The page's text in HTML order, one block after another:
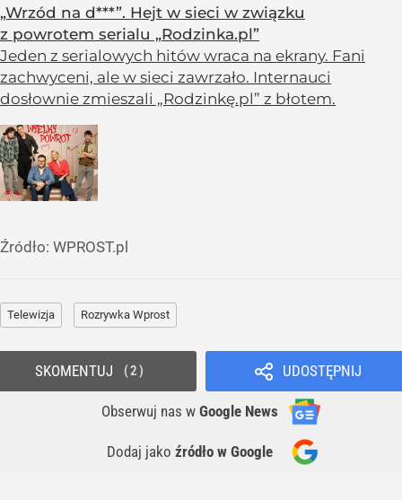
„Wrzód na d***”. Hejt w sieci w związku
z powrotem serialu „Rodzinka.pl”
Jeden z serialowych hitów wraca na ekrany. Fani
zachwyceni, ale w sieci zawrzało. Internauci
dosłownie zmieszali „Rodzinkę.pl” z błotem.
Źródło: WPROST.pl
Telewizja Rozrywka Wprost
UDOSTĘPNIJ
Obserwuj nas w Google News
Dodaj jako źródło w Google
SKOMENTUJ 2